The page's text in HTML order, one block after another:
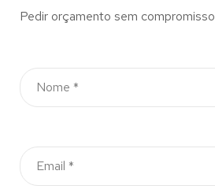
Pedir orçamento sem compromisso